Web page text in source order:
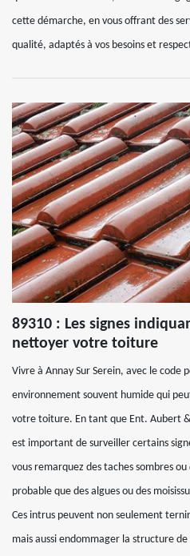
cette démarche, en vous offrant des
qualité, adaptés à vos besoins et
89310 : Les signes
nettoyer votre toiture
Vivre à Annay Sur Serein, avec le
environnement souvent humide qui
votre toiture. En tant que Ent. Aubert
est important de surveiller certains
vous remarquez des taches sombres
probable que des algues ou des
Ces intrus peuvent non seulement
mais aussi endommager la structure